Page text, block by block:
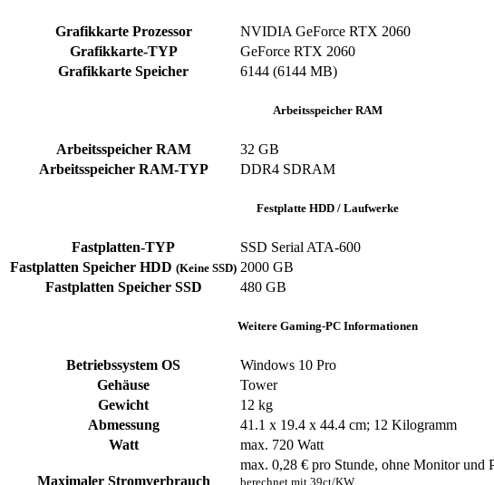
Grafikkarte Prozessor
NVIDIA GeForce RTX 2060
Grafikkarte-TYP
GeForce RTX 2060
Grafikkarte Speicher
6144 (6144 MB)
Arbeitsspeicher RAM
Arbeitsspeicher RAM
32 GB
Arbeitsspeicher RAM-TYP
DDR4 SDRAM
Festplatte HDD / Laufwerke
Fastplatten-TYP
SSD Serial ATA-600
Fastplatten Speicher HDD (Keine SSD) 2000 GB
Fastplatten Speicher SSD
480 GB
Weitere Gaming-PC Informationen
Betriebssystem OS
Windows 10 Pro
Gehäuse
Tower
Gewicht
12 kg
Abmessung
41.1 x 19.4 x 44.4 cm; 12 Kilogramm
Watt
max. 720 Watt
Maximaler Stromverbrauch
max. 0,28 € pro Stunde, ohne Monitor und
berechnet mit 39ct/KW